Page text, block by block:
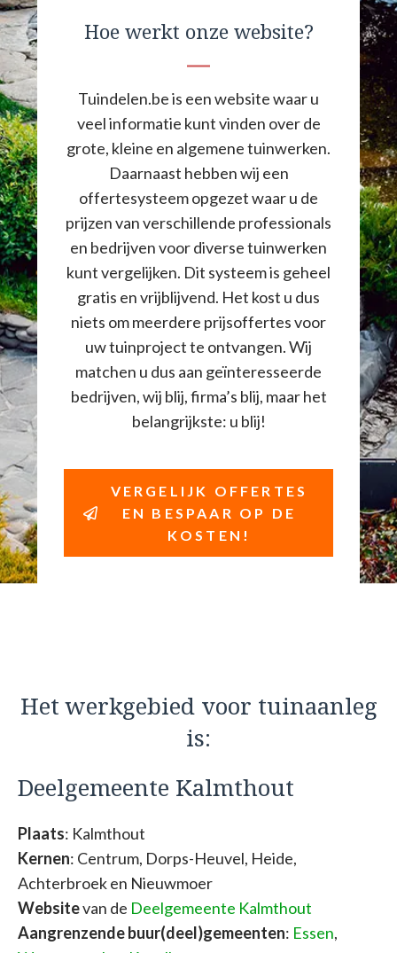
Hoe werkt onze website?
Tuindelen.be is een website waar u
veel informatie kunt vinden over de
grote, kleine en algemene tuinwerken.
Daarnaast hebben wij een
offertesysteem opgezet waar u de
prijzen van verschillende professionals
en bedrijven voor diverse tuinwerken
kunt vergelijken. Dit systeem is geheel
gratis en vrijblijvend. Het kost u dus
niets om meerdere prijsoffertes voor
uw tuinproject te ontvangen. Wij
matchen u dus aan geïnteresseerde
bedrijven, wij blij, firma’s blij, maar het
belangrijkste: u blij!
VERGELIJK OFFERTES
EN BESPAAR OP DE
KOSTEN!
Het werkgebied voor tuinaanleg
is:
Deelgemeente Kalmthout
Plaats: Kalmthout
Kernen: Centrum, Dorps-Heuvel, Heide,
Achterbroek en Nieuwmoer
Websitevan de Deelgemeente Kalmthout
Aangrenzende buur(deel)gemeenten: Essen,